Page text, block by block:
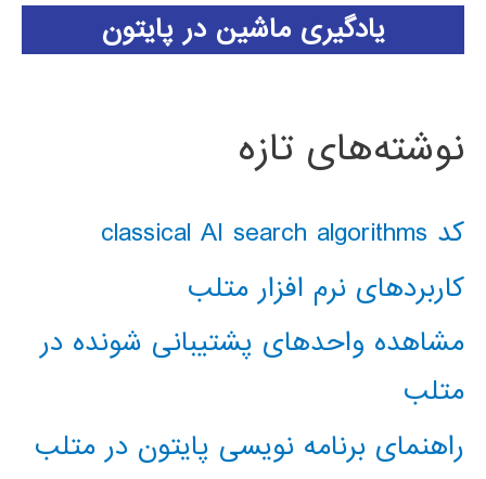
یادگیری ماشین در پایتون
نوشته‌های تازه
کد classical AI search algorithms
کاربردهای نرم افزار متلب
مشاهده واحدهای پشتیبانی شونده در
متلب
راهنمای برنامه نویسی پایتون در متلب